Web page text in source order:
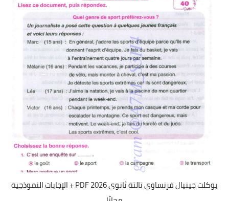
بوكلت جينيال فرنساوي تالتة ثانوي 2026 PDF + الإجابات النموذجية